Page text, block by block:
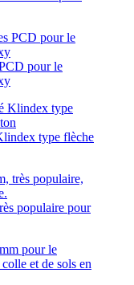
pour le
type flèche
populaire pour